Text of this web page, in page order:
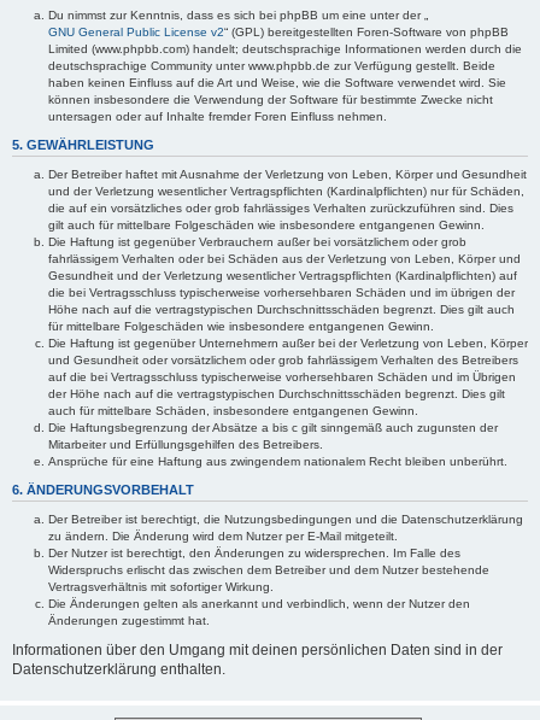
Du nimmst zur Kenntnis, dass es sich bei phpBB um eine unter der „
GNU General Public License v2“ (GPL) bereitgestellten Foren-Software von phpBB
Limited (www.phpbb.com) handelt; deutschsprachige Informationen werden durch die
deutschsprachige Community unter www.phpbb.de zur Verfügung gestellt. Beide
haben keinen Einfluss auf die Art und Weise, wie die Software verwendet wird. Sie
können insbesondere die Verwendung der Software für bestimmte Zwecke nicht
untersagen oder auf Inhalte fremder Foren Einfluss nehmen.
5. GEWÄHRLEISTUNG
Der Betreiber haftet mit Ausnahme der Verletzung von Leben, Körper und Gesundheit
und der Verletzung wesentlicher Vertragspflichten (Kardinalpflichten) nur für Schäden,
die auf ein vorsätzliches oder grob fahrlässiges Verhalten zurückzuführen sind. Dies
gilt auch für mittelbare Folgeschäden wie insbesondere entgangenen Gewinn.
Die Haftung ist gegenüber Verbrauchern außer bei vorsätzlichem oder grob
fahrlässigem Verhalten oder bei Schäden aus der Verletzung von Leben, Körper und
Gesundheit und der Verletzung wesentlicher Vertragspflichten (Kardinalpflichten) auf
die bei Vertragsschluss typischerweise vorhersehbaren Schäden und im übrigen der
Höhe nach auf die vertragstypischen Durchschnittsschäden begrenzt. Dies gilt auch
für mittelbare Folgeschäden wie insbesondere entgangenen Gewinn.
Die Haftung ist gegenüber Unternehmern außer bei der Verletzung von Leben, Körper
und Gesundheit oder vorsätzlichem oder grob fahrlässigem Verhalten des Betreibers
auf die bei Vertragsschluss typischerweise vorhersehbaren Schäden und im Übrigen
der Höhe nach auf die vertragstypischen Durchschnittsschäden begrenzt. Dies gilt
auch für mittelbare Schäden, insbesondere entgangenen Gewinn.
Die Haftungsbegrenzung der Absätze a bis c gilt sinngemäß auch zugunsten der
Mitarbeiter und Erfüllungsgehilfen des Betreibers.
Ansprüche für eine Haftung aus zwingendem nationalem Recht bleiben unberührt.
6. ÄNDERUNGSVORBEHALT
Der Betreiber ist berechtigt, die Nutzungsbedingungen und die Datenschutzerklärung
zu ändern. Die Änderung wird dem Nutzer per E-Mail mitgeteilt.
Der Nutzer ist berechtigt, den Änderungen zu widersprechen. Im Falle des
Widerspruchs erlischt das zwischen dem Betreiber und dem Nutzer bestehende
Vertragsverhältnis mit sofortiger Wirkung.
Die Änderungen gelten als anerkannt und verbindlich, wenn der Nutzer den
Änderungen zugestimmt hat.
Informationen über den Umgang mit deinen persönlichen Daten sind in der
Datenschutzerklärung enthalten.